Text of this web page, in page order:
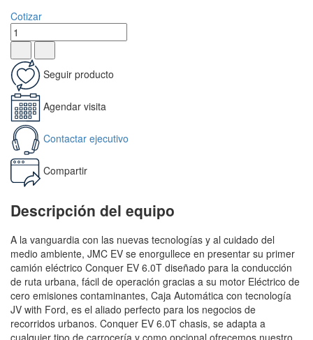
Cotizar
Seguir producto
Agendar visita
Contactar ejecutivo
Compartir
Descripción del equipo
A la vanguardia con las nuevas tecnologías y al cuidado del
medio ambiente, JMC EV se enorgullece en presentar su primer
camión eléctrico Conquer EV 6.0T diseñado para la conducción
de ruta urbana, fácil de operación gracias a su motor Eléctrico de
cero emisiones contaminantes, Caja Automática con tecnología
JV with Ford, es el aliado perfecto para los negocios de
recorridos urbanos. Conquer EV 6.0T chasis, se adapta a